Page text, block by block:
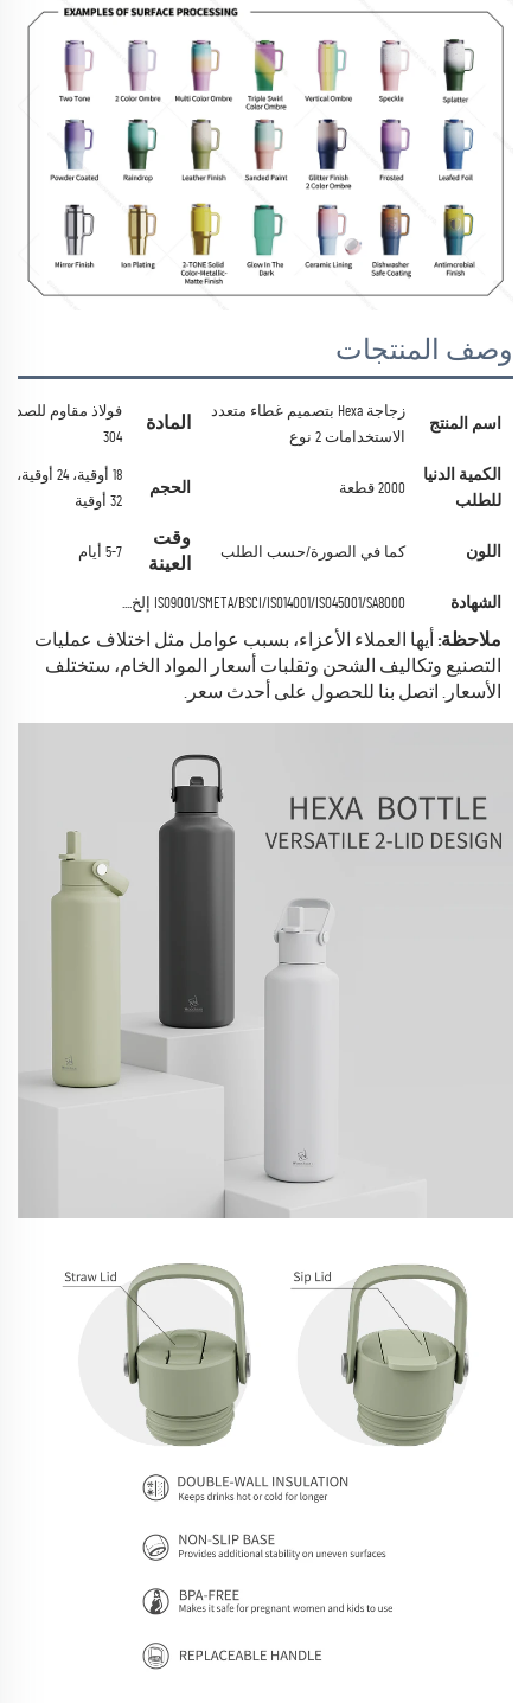
وصف المنتجات
اسم المنتج
زجاجة Hexa بتصميم غطاء متعدد
الاستخدامات 2 نوع
المادة
فولاذ مقاوم للصدأ
304
الكمية الدنيا
للطلب
2000 قطعة الحجم
18 أوقية، 24 أوقية،
32 أوقية
اللون كما في الصورة/حسب الطلب
وقت
العينة
5-7 أيام
الشهادة ISO9001/SMETA/BSCI/ISO14001/ISO45001/SA8000 إلخ....
ملاحظة: أيها العملاء الأعزاء، بسبب عوامل مثل اختلاف عمليات
التصنيع وتكاليف الشحن وتقلبات أسعار المواد الخام، ستختلف
الأسعار. اتصل بنا للحصول على أحدث سعر.